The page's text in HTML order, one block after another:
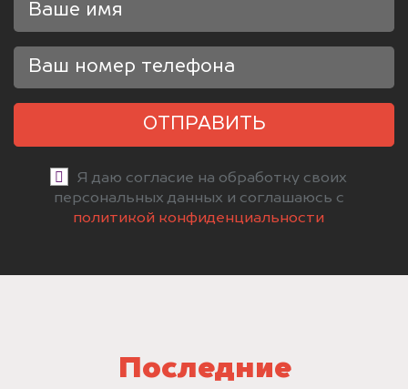
ОТПРАВИТЬ
Я даю согласие на обработку своих
персональных данных и соглашаюсь с
политикой конфиденциальности
Последние